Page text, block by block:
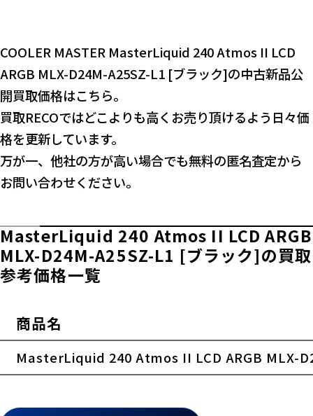
COOLER MASTER MasterLiquid 240 Atmos II LCD
ARGB MLX-D24M-A25SZ-L1 [ブラック]の中古新品公
開買取価格はこちら。
買取RECOではどこよりも高くお売り頂けるよう日々価
格を更新しています。
万が一、他社の方が高い場合でも無料の匿名査定から
お問い合わせください。
MasterLiquid 240 Atmos II LCD ARGB
MLX-D24M-A25SZ-L1 [ブラック]の買取
参考価格一覧
商品名
MasterLiquid 240 Atmos II LCD ARGB MLX-